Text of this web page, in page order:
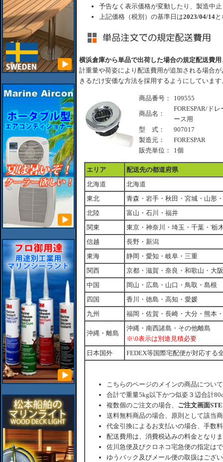
予告なく表示価格が変動したり、製造中
上記価格（税別）の基準日は2023/04/14と
横浜倉庫から単品で出荷した場合の規定配送費用
計重量や荷姿により配送費用が追加される場合
きるだけ安価な方法を採用するようにしています
商品番号： 109555
商品名：
FORESPAR/ド
ース用
型 式：
907017
製造元：
FORESPAR
販売単位：
1個
エリア
配送先の都道府県
北海道
北海道
東北
青森・岩手・秋田・宮城・山形
北陸
富山・石川・福井
関東
東京・神奈川・埼玉・千葉・'栃
信越
長野・新潟
東海
静岡・愛知・岐阜・三重
関西
京都・滋賀・奈良・和歌山・大
中国
岡山・広島・山口・鳥取・島根
四国
香川・徳島・高知・愛媛
九州
福岡・佐賀・長崎・大分・熊本
沖縄・離島
沖縄・南西諸島・その他離島
※\0表示は別途見積必要
日本国外
FEDEX等国際宅配便が対応する
こちらのページのメインの商品につい
合計で重量5kg以下かつ似姿３辺合計
複数個のご注文の場合、 ご注文画面
送料無料商品の場合、原則として該当
代金引換によるお支払いの場合、手数
配送費用は、消費税込みの料金となり
佐川急便及びクロネコ宅急便の指定は
ゆうパック及びメール便の取扱はござ